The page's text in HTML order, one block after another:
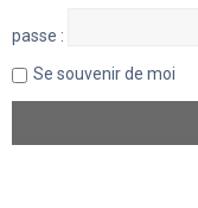
passe :
Se souvenir de moi